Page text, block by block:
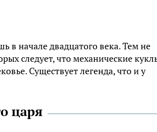
в начале двадцатого века. Тем не
следует, что механические
Существует легенда, что и у
царя